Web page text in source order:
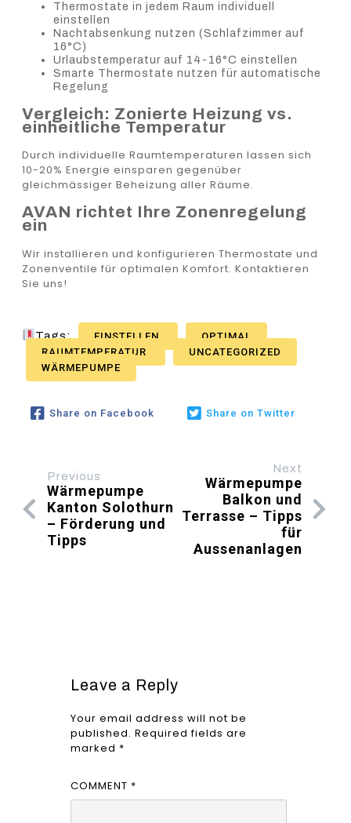
Thermostate in jedem Raum individuell
einstellen
Nachtabsenkung nutzen (Schlafzimmer auf
16°C)
Urlaubstemperatur auf 14-16°C einstellen
Smarte Thermostate nutzen für automatische
Regelung
Vergleich: Zonierte Heizung vs.
einheitliche Temperatur
Durch individuelle Raumtemperaturen lassen sich
10-20% Energie einsparen gegenüber
gleichmässiger Beheizung aller Räume.
AVAN richtet Ihre Zonenregelung
ein
Wir installieren und konfigurieren Thermostate und
Zonenventile für optimalen Komfort. Kontaktieren
Sie uns!
Tags: EINSTELLEN
OPTIMAL
RAUMTEMPERATUR
UNCATEGORIZED
WÄRMEPUMPE
Share on Facebook Share on Twitter
Previous
Wärmepumpe
Kanton Solothurn
– Förderung und
Tipps
Next
Wärmepumpe
Balkon und
Terrasse – Tipps
für
Aussenanlagen
Leave a Reply
Your email address will not be
published. Required fields are
marked *
COMMENT *